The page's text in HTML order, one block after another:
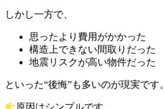
しかし一方で、
思ったより費用がかかった
構造上できない間取りだった
地震リスクが高い物件だった
といった“後悔”も多いのが現実です。